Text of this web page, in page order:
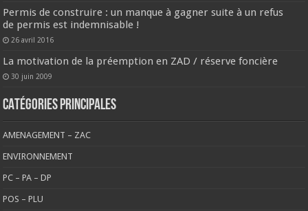
Permis de construire : un manque à gagner suite à un refus
de permis est indemnisable !
26 avril 2016
La motivation de la préemption en ZAD / réserve foncière
30 juin 2009
CATÉGORIES PRINCIPALES
AMENAGEMENT – ZAC
ENVIRONNEMENT
PC – PA – DP
POS – PLU